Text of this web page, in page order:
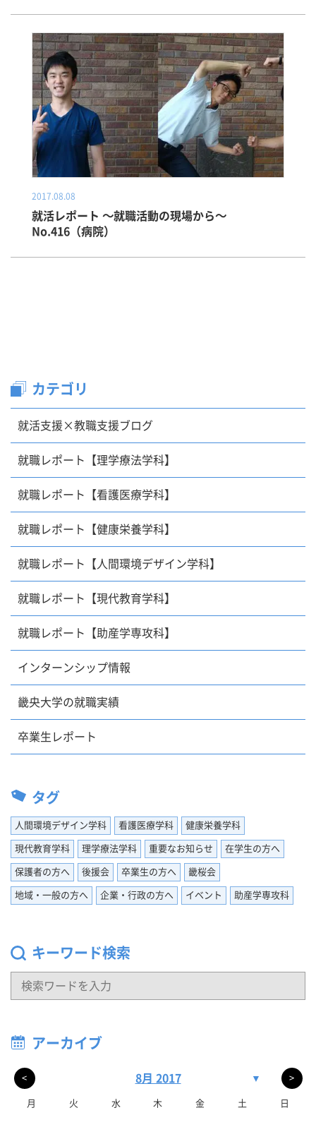
2017.08.08
就活レポート ～就職活動の現場から～
No.416（病院）
カテゴリ
就活支援×教職支援ブログ
就職レポート【理学療法学科】
就職レポート【看護医療学科】
就職レポート【健康栄養学科】
就職レポート【人間環境デザイン学科】
就職レポート【現代教育学科】
就職レポート【助産学専攻科】
インターンシップ情報
畿央大学の就職実績
卒業生レポート
タグ
人間環境デザイン学科 看護医療学科 健康栄養学科
現代教育学科 理学療法学科 重要なお知らせ 在学生の方へ
保護者の方へ 後援会 卒業生の方へ 畿桜会
地域・一般の方へ 企業・行政の方へ イベント 助産学専攻科
キーワード検索
アーカイブ
< 8月 2017 ▼ >
月 火 水 木 金 土 日